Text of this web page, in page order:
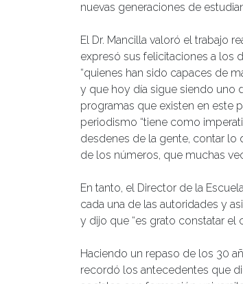
nuevas generaciones de
El Dr. Mancilla valoró el trabajo
expresó sus felicitaciones a los
“quienes han sido capaces de
y que hoy día sigue siendo uno
programas que existen en este
periodismo “tiene como
desdenes de la gente, contar lo
de los números, que muchas
En tanto, el Director de la
cada una de las autoridades y
y dijo que “es grato constatar
Haciendo un repaso de los 30
recordó los antecedentes que